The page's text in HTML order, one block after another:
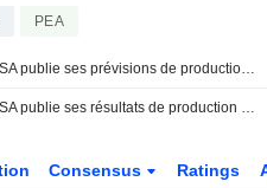
PEA
JSW SA publie ses prévisions de production pour l'exercice 2026
JSW SA publie ses résultats de production pour le deuxième trimestre et le premier semestre 2026
Consensus Ratings